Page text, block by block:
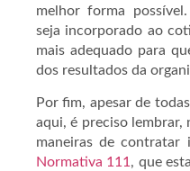
melhor forma
seja incorporado ao
mais adequado para
dos resultados da
Por fim, apesar de
aqui, é preciso
maneiras de contratar
Normativa 111, que